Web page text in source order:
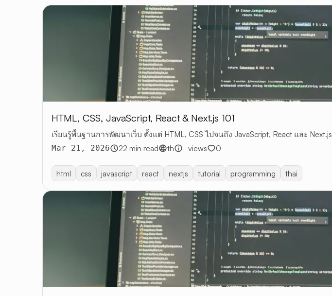
HTML, CSS, JavaScript, React & Next.js 101
เรียนรู้พื้นฐานการพัฒนาเว็บ ตั้งแต่ HTML, CSS ไปจนถึง JavaScript, React และ Next.js
Mar 21, 2026 22 min read th - views 0
html css javascript react nextjs tutorial programming thai